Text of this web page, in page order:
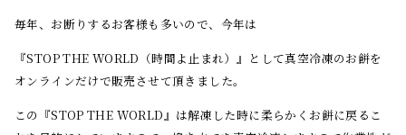
毎年、お断りするお客様も多いので、今年は
『STOP THE WORLD（時間よ止まれ）』として真空冷凍のお餅を
オンラインだけで販売させて頂きました。
この『STOP THE WORLD』は解凍した時に柔らかくお餅に戻るこ